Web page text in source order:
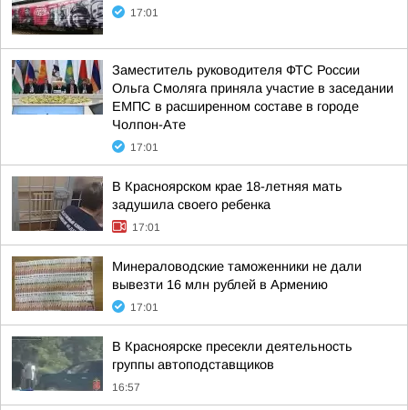
17:01
Заместитель руководителя ФТС России
Ольга Смоляга приняла участие в заседании
ЕМПС в расширенном составе в городе
Чолпон-Ате
17:01
В Красноярском крае 18-летняя мать
задушила своего ребенка
17:01
Минераловодские таможенники не дали
вывезти 16 млн рублей в Армению
17:01
В Красноярске пресекли деятельность
группы автоподставщиков
16:57